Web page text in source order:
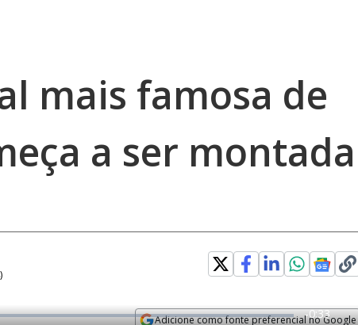
mais famosa de
a ser montada
)
Adicione como fonte preferencial no Google
R
-0:33